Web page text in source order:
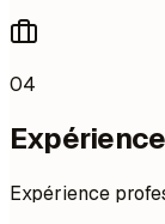
04
Expérience